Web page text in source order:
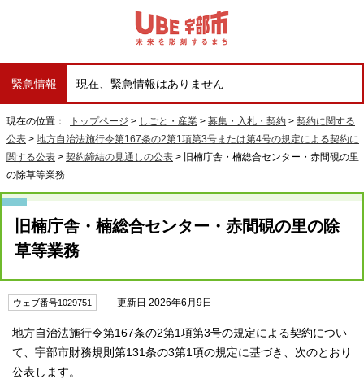
緊急情報 現在、緊急情報はありません
現在の位置： トップページ > しごと・産業 > 募集・入札・契約 > 契約に関する
公表 > 地方自治法施行令第167条の2第1項第3号または第4号の規定による契約に
関する公表 > 契約締結の見通しの公表 > 旧楠庁舎・楠総合センター・赤間硯の里
の除草等業務
旧楠庁舎・楠総合センター・赤間硯の里の除
草等業務
ウェブ番号1029751 更新日 2026年6月9日
地方自治法施行令第167条の2第1項第3号の規定による契約につい
て、宇部市財務規則第131条の3第1項の規定に基づき、次のとおり
公表します。